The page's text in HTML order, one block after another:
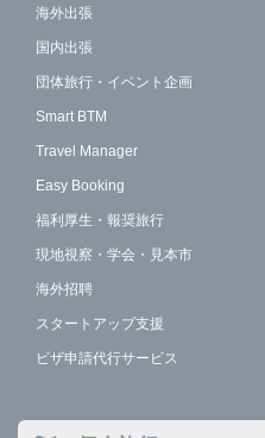
海外出張
国内出張
団体旅行・イベント企画
Smart BTM
Travel Manager
Easy Booking
福利厚生・報奨旅行
現地視察・学会・見本市
海外招聘
スタートアップ支援
ビザ申請代行サービス